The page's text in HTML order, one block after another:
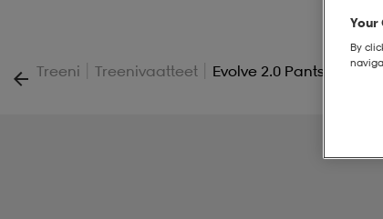
Treeni | Treenivaatteet | Evolve 2.0 Pants M
Your
By